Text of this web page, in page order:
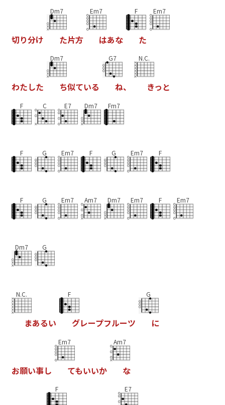
切り分け
Dm7
た片方
Em7
はあな
F
た
Em7
わたした
Dm7
ち似ている
G7
ね、
N.C.
きっ と
F C E7 Dm7 Fm7
F G Em7 F G Em7 F
F G Em7 Am7 Dm7 Em7 F Em7
Dm7 G
N.C.
まあるい
F
グレープフルーツ
G
に
お願い事し
Em7
てもいいか
Am7
な
F E7